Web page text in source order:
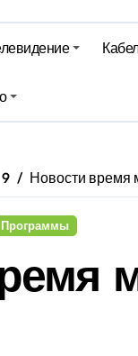
время
9 Новости время
Программы